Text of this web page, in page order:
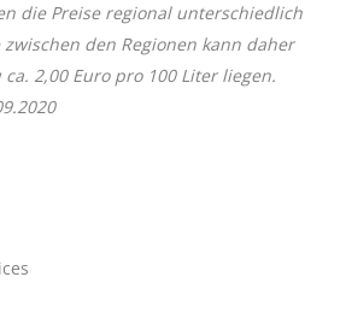
die Preise regional unterschiedlich
den Regionen kann daher
2,00 Euro pro 100 Liter liegen.